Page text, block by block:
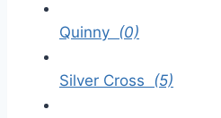
Quinny (0)
Silver Cross (5)